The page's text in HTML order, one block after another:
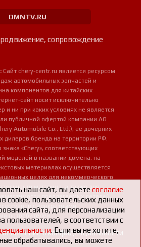
DMNTV.RU
сопровождение
Сайт chery-centr.ru является ресурсом
автомобильных запчастей и
компонентов для китайских
сайт носит исключительно
и ни при каких условиях не является
публичной офертой компании АО
Automobile Co., Ltd.), её дочерних
дилеров бренда на территории РФ.
«Chery», соответствующих
моделей в названии домена, на
материалах осуществляется
целях для некоммерческого
магазина, а также для
предлагаемых деталей,
с конкретными
потребителей.
о конфиденциальности
наш сайт, вы даетесогласие
cookie, пользовательских данных
сайта, для персонализации
пользователей, в соответствии с
. Если вы не хотите,
обрабатывались, вы можете